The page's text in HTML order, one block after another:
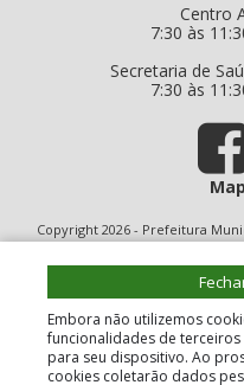
Embora não utilizemos
funcionalidades de
para seu dispositivo. Ao
cookies coletarão dados
Centro
7:30 às
Secretaria de
7:30 às
Copyright 2026 - Prefeitura